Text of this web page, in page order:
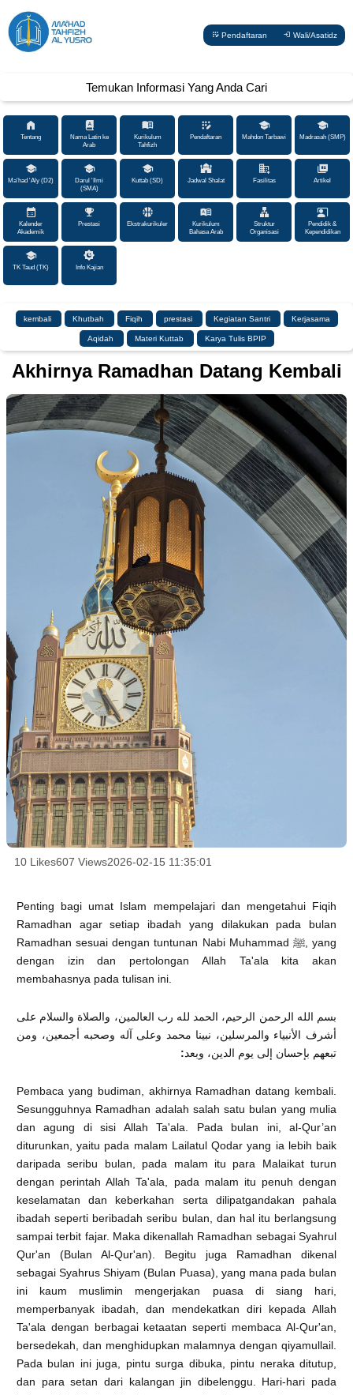
Pendaftaran Wali/Asatidz
Temukan Informasi Yang Anda Cari
Tentang
Nama Latin ke
Arab
Kurikulum
Tahfizh
Pendaftaran Mahdon Tarbawi Madrasah (SMP)
Ma'had 'Aly (D2)
Darul 'Ilmi
(SMA)
Kuttab (SD) Jadwal Shalat Fasilitas Artikel
Kalender
Akademik
Prestasi Ekstrakurikuler
Kurikulum
Bahasa Arab
Struktur
Organisasi
Pendidik &
Kependidikan
TK Taud (TK) Info Kajian
kembali Khutbah Fiqih prestasi Kegiatan Santri Kerjasama
Aqidah Materi Kuttab Karya Tulis BPIP
Akhirnya Ramadhan Datang Kembali
10 Likes607 Views2026-02-15 11:35:01
Penting bagi umat Islam mempelajari dan mengetahui Fiqih
Ramadhan agar setiap ibadah yang dilakukan pada bulan
Ramadhan sesuai dengan tuntunan Nabi Muhammad ﷺ, yang
dengan izin dan pertolongan Allah Ta'ala kita akan
membahasnya pada tulisan ini.
بسم الله الرحمن الرحيم، الحمد لله رب العالمين، والصلاة والسلام على
أشرف الأنبياء والمرسلين، نبينا محمد وعلى آله وصحبه أجمعين، ومن
تبعهم بإحسان إلى يوم الدين، وبعد:
Pembaca yang budiman, akhirnya Ramadhan datang kembali.
Sesungguhnya Ramadhan adalah salah satu bulan yang mulia
dan agung di sisi Allah Ta'ala. Pada bulan ini, al-Qur’an
diturunkan, yaitu pada malam Lailatul Qodar yang ia lebih baik
daripada seribu bulan, pada malam itu para Malaikat turun
dengan perintah Allah Ta'ala, pada malam itu penuh dengan
keselamatan dan keberkahan serta dilipatgandakan pahala
ibadah seperti beribadah seribu bulan, dan hal itu berlangsung
sampai terbit fajar. Maka dikenallah Ramadhan sebagai Syahrul
Qur'an (Bulan Al-Qur'an). Begitu juga Ramadhan dikenal
sebagai Syahrus Shiyam (Bulan Puasa), yang mana pada bulan
ini kaum muslimin mengerjakan puasa di siang hari,
memperbanyak ibadah, dan mendekatkan diri kepada Allah
Ta'ala dengan berbagai ketaatan seperti membaca Al-Qur'an,
bersedekah, dan menghidupkan malamnya dengan qiyamullail.
Pada bulan ini juga, pintu surga dibuka, pintu neraka ditutup,
dan para setan dari kalangan jin dibelenggu. Hari-hari pada